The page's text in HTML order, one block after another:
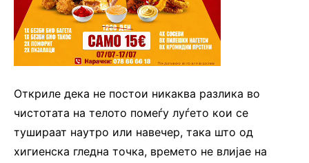
Откриле дека не постои никаква разлика во
чистотата на телото помеѓу луѓето кои се
тушираат наутро или навечер, така што од
хигиенска гледна точка, времето не влијае на